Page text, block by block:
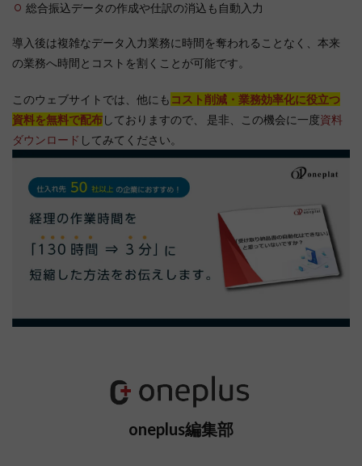
総合振込データの作成や仕訳の消込も自動入力
導入後は複雑なデータ入力業務に時間を奪われることなく、本来
の業務へ時間とコストを割くことが可能です。
このウェブサイトでは、他にも コスト削減・業務効率化に役立つ
資料を無料で配布しておりますので、 是非、この機会に一度資料
ダウンロード してみてください。
oneplus編集部